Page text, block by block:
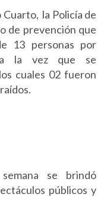
Cuarto, la Policía de
de prevención que
13 personas por
a la vez que se
cuales 02 fueron
se brindó
públicos y